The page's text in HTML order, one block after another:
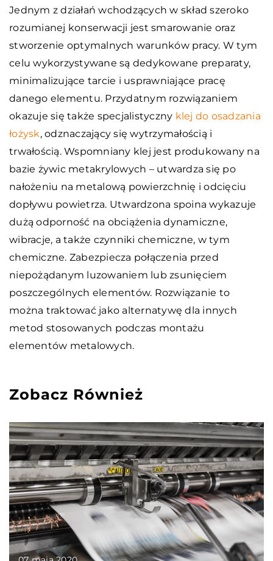
Jednym z działań wchodzących w skład szeroko
rozumianej konserwacji jest smarowanie oraz
stworzenie optymalnych warunków pracy. W tym
celu wykorzystywane są dedykowane preparaty,
minimalizujące tarcie i usprawniające pracę
danego elementu. Przydatnym rozwiązaniem
okazuje się także specjalistyczny klej do osadzania
łożysk, odznaczający się wytrzymałością i
trwałością. Wspomniany klej jest produkowany na
bazie żywic metakrylowych – utwardza się po
nałożeniu na metalową powierzchnię i odcięciu
dopływu powietrza. Utwardzona spoina wykazuje
dużą odporność na obciążenia dynamiczne,
wibracje, a także czynniki chemiczne, w tym
chemiczne. Zabezpiecza połączenia przed
niepożądanym luzowaniem lub zsunięciem
poszczególnych elementów. Rozwiązanie to
można traktować jako alternatywę dla innych
metod stosowanych podczas montażu
elementów metalowych.
Zobacz Również